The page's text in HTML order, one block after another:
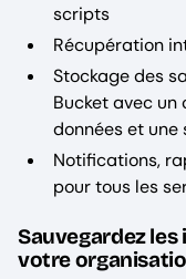
scripts
Récupération
Stockage des
Bucket avec
données et une
Notifications,
pour tous les
Sauvegardez les
votre